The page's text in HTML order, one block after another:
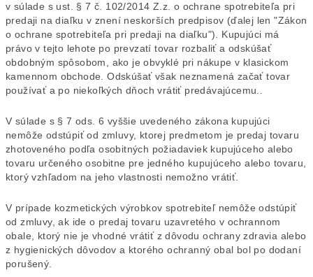
v súlade s ust. § 7 č. 102/2014 Z.z. o ochrane spotrebiteľa pri
predaji na diaľku v znení neskorších predpisov (ďalej len "Zákon
o ochrane spotrebiteľa pri predaji na diaľku"). Kupujúci má
právo v tejto lehote po prevzatí tovar rozbaliť a odskúšať
obdobným spôsobom, ako je obvyklé pri nákupe v klasickom
kamennom obchode. Odskúšať však neznamená začať tovar
používať a po niekoľkých dňoch vrátiť predávajúcemu..
V súlade s § 7 ods. 6 vyššie uvedeného zákona kupujúci
nemôže odstúpiť od zmluvy, ktorej predmetom je predaj tovaru
zhotoveného podľa osobitných požiadaviek kupujúceho alebo
tovaru určeného osobitne pre jedného kupujúceho alebo tovaru,
ktorý vzhľadom na jeho vlastnosti nemožno vrátiť.
V prípade kozmetických výrobkov spotrebiteľ nemôže odstúpiť
od zmluvy, ak ide o predaj tovaru uzavretého v ochrannom
obale, ktorý nie je vhodné vrátiť z dôvodu ochrany zdravia alebo
z hygienických dôvodov a ktorého ochranný obal bol po dodaní
porušený.